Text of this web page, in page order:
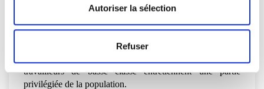
Autoriser la sélection
Refuser
caricatural de la société de l’époque, grossissant ses
lequel s’opposent deux camps : les Morlocks et les Eloïs.
Son roman représente le miroir déformant d’un système
travailleurs de basse classe entretiennent une partie
privilégiée de la population.